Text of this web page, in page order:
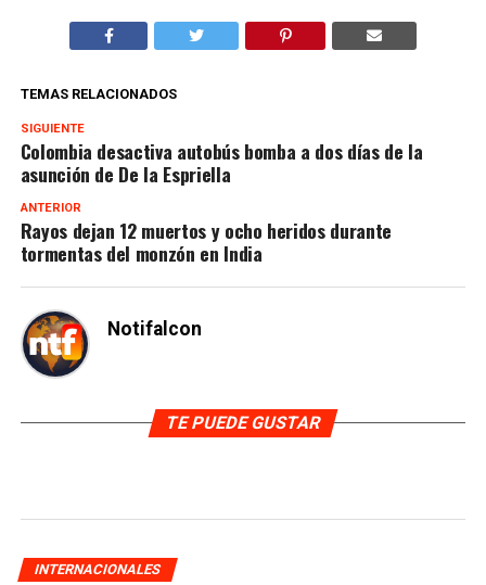
TEMAS RELACIONADOS
SIGUIENTE
Colombia desactiva autobús bomba a dos días de la
asunción de De la Espriella
ANTERIOR
Rayos dejan 12 muertos y ocho heridos durante
tormentas del monzón en India
Notifalcon
TE PUEDE GUSTAR
INTERNACIONALES